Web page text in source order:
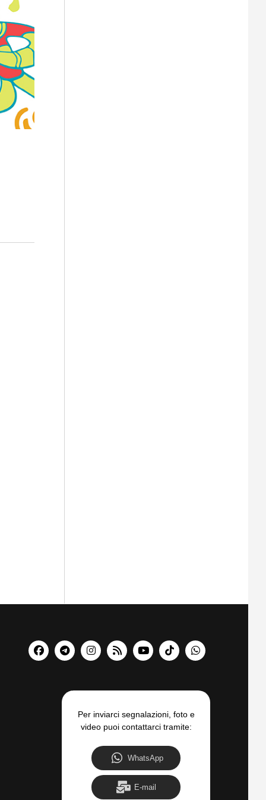
Per inviarci segnalazioni, foto e
video puoi contattarci tramite:
WhatsApp
E-mail